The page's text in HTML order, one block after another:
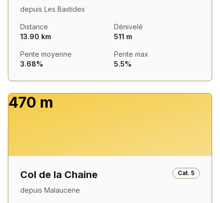
depuis Les Bastides
Distance
13.90 km
Dénivelé
511 m
Pente moyenne
3.68%
Pente max
5.5%
470 m
Col de la Chaine Cat. 5
depuis Malaucene